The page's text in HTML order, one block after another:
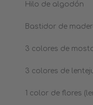
Hilo de algodón
Bastidor de
3 colores de
3 colores de
1 color de flores